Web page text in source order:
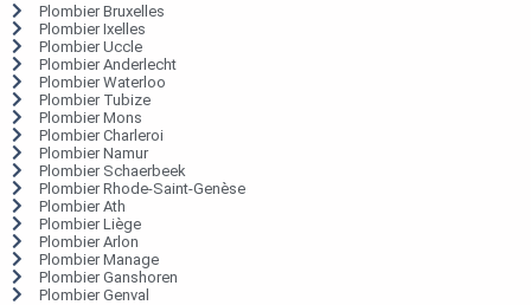
Plombier Bruxelles
Plombier Ixelles
Plombier Uccle
Plombier Anderlecht
Plombier Waterloo
Plombier Tubize
Plombier Mons
Plombier Charleroi
Plombier Namur
Plombier Schaerbeek
Plombier Rhode-Saint-Genèse
Plombier Ath
Plombier Liège
Plombier Arlon
Plombier Manage
Plombier Ganshoren
Plombier Genval